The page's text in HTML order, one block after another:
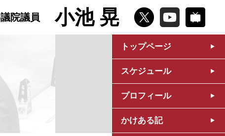
院議員 小池 晃
トップページ
スケジュール
プロフィール
かけある記